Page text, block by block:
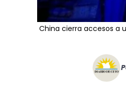
China cierra accesos a